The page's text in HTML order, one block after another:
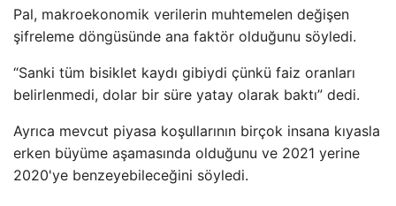
Pal, makroekonomik verilerin muhtemelen değişen
şifreleme döngüsünde ana faktör olduğunu söyledi.
“Sanki tüm bisiklet kaydı gibiydi çünkü faiz oranları
belirlenmedi, dolar bir süre yatay olarak baktı” dedi.
Ayrıca mevcut piyasa koşullarının birçok insana kıyasla
erken büyüme aşamasında olduğunu ve 2021 yerine
2020'ye benzeyebileceğini söyledi.